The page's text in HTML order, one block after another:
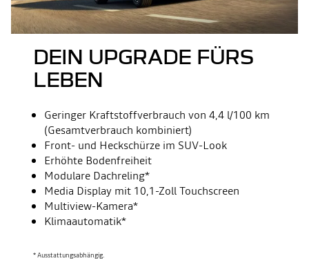
DEIN UPGRADE FÜRS
LEBEN
Geringer Kraftstoffverbrauch von 4,4 l/100 km
(Gesamtverbrauch kombiniert)
Front- und Heckschürze im SUV-Look
Erhöhte Bodenfreiheit
Modulare Dachreling*
Media Display mit 10,1-Zoll Touchscreen
Multiview-Kamera​*
Klimaautomatik*
* Ausstattungsabhängig.